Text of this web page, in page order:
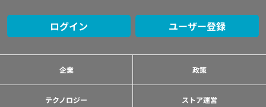
ログイン ユーザー登録
企業 政策
テクノロジー ストア運営